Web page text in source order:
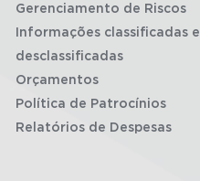
Gerenciamento de Riscos
Informações classificadas e
desclassificadas
Orçamentos
Política de Patrocínios
Relatórios de Despesas